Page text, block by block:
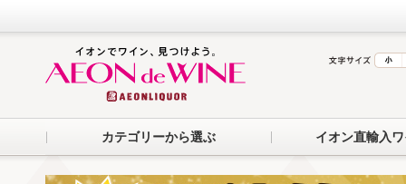
カテゴリーから選ぶ イオン直輸入